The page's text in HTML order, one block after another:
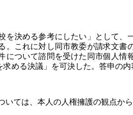
決める参考にしたい」として
これに対し同市教委が請求文
ついて諮問を受けた同市個人
める決議」を可決した。答申の
ては、本人の人権擁護の観点から